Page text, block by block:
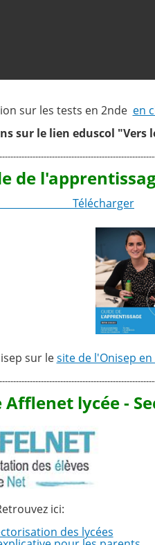
sur les tests en 2nde en
sur le lien eduscol "Vers
de
Télécharger
sur lesite de l'Onisep
lycée -
ici:
des lycées